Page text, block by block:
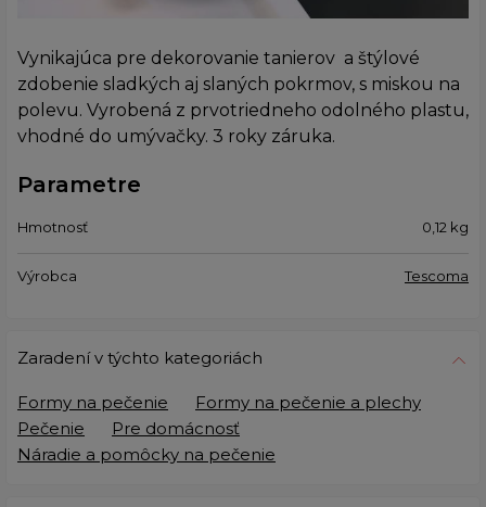
Vynikajúca pre dekorovanie tanierov a štýlové
zdobenie sladkých aj slaných pokrmov, s miskou na
polevu. Vyrobená z prvotriedneho odolného plastu,
vhodné do umývačky. 3 roky záruka.
Parametre
Hmotnosť 0,12 kg
Výrobca Tescoma
Zaradení v týchto kategoriách
Formy na pečenie
Formy na pečenie a plechy
Pečenie
Pre domácnosť
Náradie a pomôcky na pečenie